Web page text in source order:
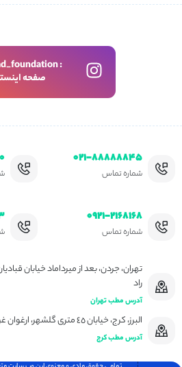
:
صفحه
۰۲۱-۸۸۸۸۸۸۴۵
شماره تماس
۰۹۲۱-۲۱۶۸۱۶۸
شماره تماس
راد
آدرس مطب تهران
البرز، کرج، خیابان ٤٥ متری گلشهر، ارغوان غربی، بیمارستان مریم، کلینیک درد
آدرس مطب کرج